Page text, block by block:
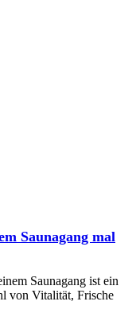
Saunagang mal
Saunagang ist ein
von Vitalität, Frische